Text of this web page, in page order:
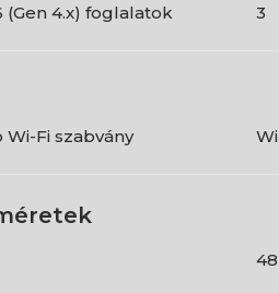
(Gen 4.x) foglalatok
3
Fi szabvány